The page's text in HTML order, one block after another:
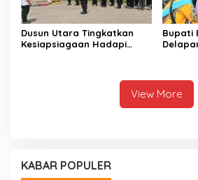
Dusun Utara Tingkatkan
Kesiapsiagaan Hadapi
Bupati
View More
KABAR POPULER